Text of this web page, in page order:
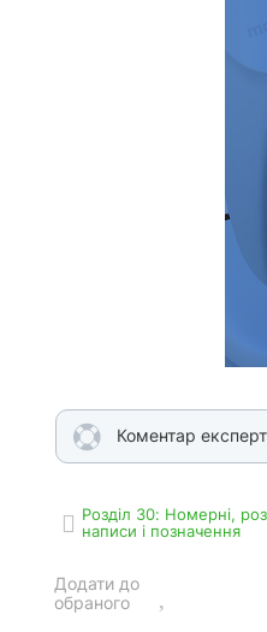
Коментар
Роздiл 30: Номерні,
написи і позначення
Додати до
обраного